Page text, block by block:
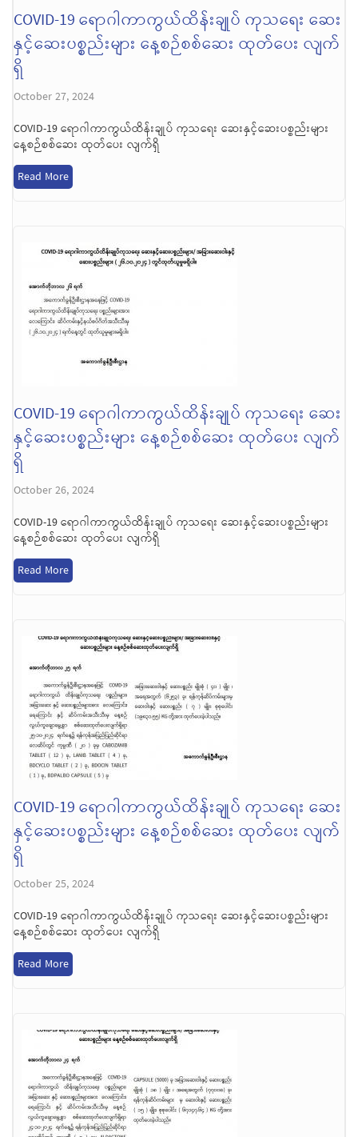
COVID-19 ရောဂါကာကွယ်ထိန်းချုပ် ကုသရေး ဆေး
နှင့်ဆေးပစ္စည်းများ နေ့စဉ်စစ်ဆေး ထုတ်ပေး လျက်
ရှိ
October 27, 2024
COVID-19 ရောဂါကာကွယ်ထိန်းချုပ် ကုသရေး ဆေးနှင့်ဆေးပစ္စည်းများ
နေ့စဉ်စစ်ဆေး ထုတ်ပေး လျက်ရှိ
Read More
COVID-19 ရောဂါကာကွယ်ထိန်းချုပ် ကုသရေး ဆေး
နှင့်ဆေးပစ္စည်းများ နေ့စဉ်စစ်ဆေး ထုတ်ပေး လျက်
ရှိ
October 26, 2024
COVID-19 ရောဂါကာကွယ်ထိန်းချုပ် ကုသရေး ဆေးနှင့်ဆေးပစ္စည်းများ
နေ့စဉ်စစ်ဆေး ထုတ်ပေး လျက်ရှိ
Read More
COVID-19 ရောဂါကာကွယ်ထိန်းချုပ် ကုသရေး ဆေး
နှင့်ဆေးပစ္စည်းများ နေ့စဉ်စစ်ဆေး ထုတ်ပေး လျက်
ရှိ
October 25, 2024
COVID-19 ရောဂါကာကွယ်ထိန်းချုပ် ကုသရေး ဆေးနှင့်ဆေးပစ္စည်းများ
နေ့စဉ်စစ်ဆေး ထုတ်ပေး လျက်ရှိ
Read More